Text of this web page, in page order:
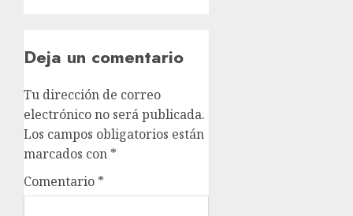
Deja un comentario
Tu dirección de correo
electrónico no será publicada.
Los campos obligatorios están
marcados con *
Comentario *